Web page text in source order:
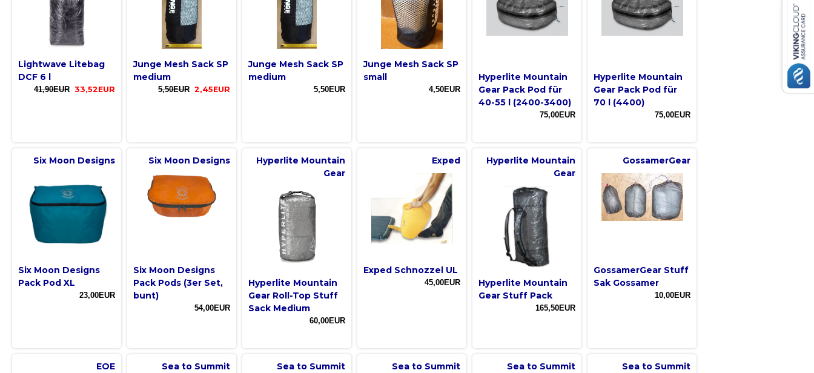
Lightwave Litebag
DCF 6 l
41,90EUR 33,52EUR
Junge Mesh Sack SP
medium
5,50EUR 2,45EUR
Junge Mesh Sack SP
medium
5,50EUR
Junge Mesh Sack SP
small
4,50EUR
Hyperlite Mountain
Gear Pack Pod für
40-55 l (2400-3400)
75,00EUR
Hyperlite Mountain
Gear Pack Pod für
70 l (4400)
75,00EUR
Six Moon Designs
Six Moon Designs
Pack Pod XL
23,00EUR
Six Moon Designs
Six Moon Designs
Pack Pods (3er Set,
bunt)
54,00EUR
Hyperlite Mountain
Gear
Hyperlite Mountain
Gear Roll-Top Stuff
Sack Medium
60,00EUR
Exped
Exped Schnozzel UL
45,00EUR
Hyperlite Mountain
Gear
Hyperlite Mountain
Gear Stuff Pack
165,50EUR
GossamerGear
GossamerGear Stuff
Sak Gossamer
10,00EUR
EOE Sea to Summit Sea to Summit Sea to Summit Sea to Summit Sea to Summit